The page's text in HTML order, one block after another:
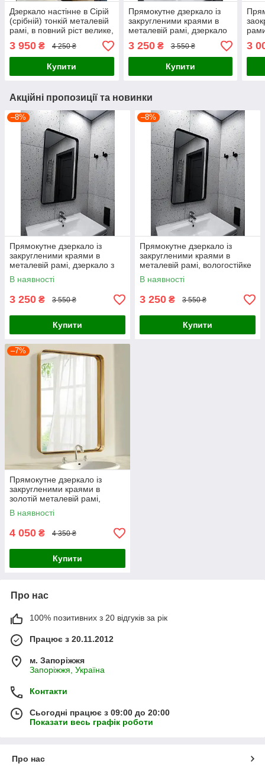
Дзеркало настінне в Сірій
(срібній) тонкій металевій
рамі, в повний ріст велике,
в срібній алюмінієвій рамі
3 950 ₴ 4 250 ₴
Купити
Прямокутне дзеркало із
закругленими краями в
металевій рамі, дзеркало
з радіусом вологостійке
3 250₴ 3 550 ₴
Купити
3
Акційні пропозиції та новинки
–8%
Прямокутне дзеркало із
закругленими краями в
металевій рамі, дзеркало з
радіусом вологостійке
В наявності
3 250 ₴ 3 550 ₴
Купити
–8%
Прямокутне дзеркало із
закругленими краями в
металевій рамі, вологостійке
дзеркало з радіусом
В наявності
3 250 ₴ 3 550 ₴
Купити
–7%
Прямокутне дзеркало із
закругленими краями в
золотій металевій рамі,
золоте вологостійке дзеркало
з радіусом
В наявності
4 050 ₴ 4 350 ₴
Купити
Про нас
100% позитивних з 20 відгуків за рік
Працює з 20.11.2012
м. Запоріжжя
Запоріжжя, Україна
Контакти
Сьогодні працює з 09:00 до 20:00
Показати весь графік роботи
Про нас